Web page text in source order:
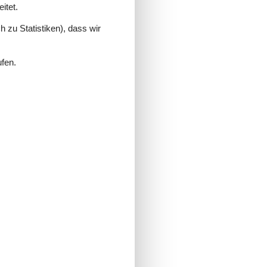
zu Statistiken), dass wir